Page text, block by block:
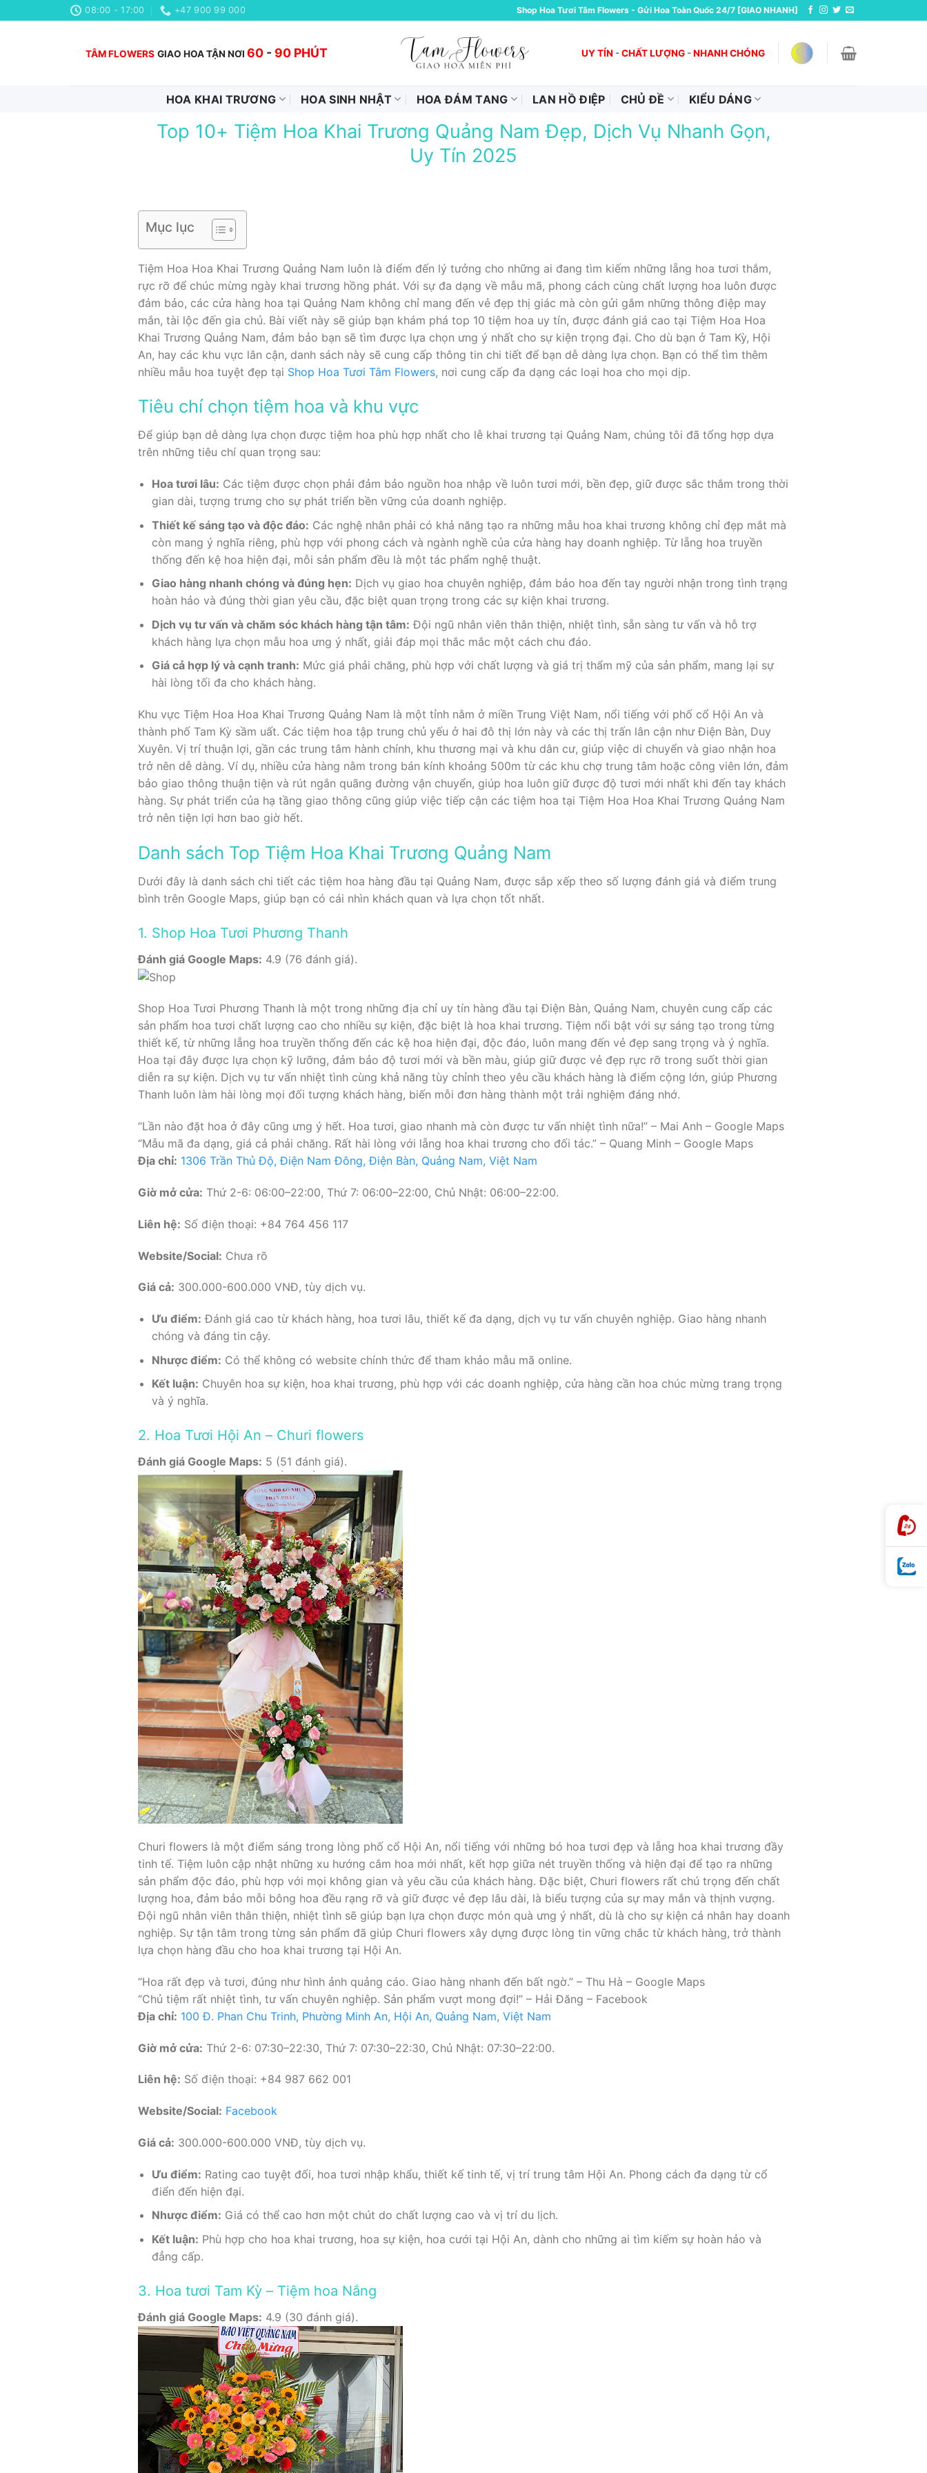
đến
08:00 - 17:00 +47 900 99 000 Shop Hoa Tươi Tâm Flowers - Gửi Hoa Toàn Quốc 24/7 [GIAO NHANH]
TÂM FLOWERS GIAO HOA TẬN NƠI 60 - 90 PHÚT UY TÍN -CHẤT LƯỢNG -NHANH CHÓNG
HOA KHAI TRƯƠNG HOA SINH NHẬT HOA ĐÁM TANG LAN HỒ ĐIỆP CHỦ ĐỀ KIỂU DÁNG
Top 10+ Tiệm Hoa Khai Trương Quảng Nam Đẹp, Dịch Vụ Nhanh Gọn,
Uy Tín 2025
Mục lục
Tiệm Hoa Hoa Khai Trương Quảng Nam luôn là điểm đến lý tưởng cho những ai đang tìm kiếm những lẵng hoa tươi thắm,
rực rỡ để chúc mừng ngày khai trương hồng phát. Với sự đa dạng về mẫu mã, phong cách cùng chất lượng hoa luôn được
đảm bảo, các cửa hàng hoa tại Quảng Nam không chỉ mang đến vẻ đẹp thị giác mà còn gửi gắm những thông điệp may
mắn, tài lộc đến gia chủ. Bài viết này sẽ giúp bạn khám phá top 10 tiệm hoa uy tín, được đánh giá cao tại Tiệm Hoa Hoa
Khai Trương Quảng Nam, đảm bảo bạn sẽ tìm được lựa chọn ưng ý nhất cho sự kiện trọng đại. Cho dù bạn ở Tam Kỳ, Hội
An, hay các khu vực lân cận, danh sách này sẽ cung cấp thông tin chi tiết để bạn dễ dàng lựa chọn. Bạn có thể tìm thêm
nhiều mẫu hoa tuyệt đẹp tại Shop Hoa Tươi Tâm Flowers, nơi cung cấp đa dạng các loại hoa cho mọi dịp.
Tiêu chí chọn tiệm hoa và khu vực
Để giúp bạn dễ dàng lựa chọn được tiệm hoa phù hợp nhất cho lễ khai trương tại Quảng Nam, chúng tôi đã tổng hợp dựa
trên những tiêu chí quan trọng sau:
Hoa tươi lâu: Các tiệm được chọn phải đảm bảo nguồn hoa nhập về luôn tươi mới, bền đẹp, giữ được sắc thắm trong thời
gian dài, tượng trưng cho sự phát triển bền vững của doanh nghiệp.
Thiết kế sáng tạo và độc đáo: Các nghệ nhân phải có khả năng tạo ra những mẫu hoa khai trương không chỉ đẹp mắt mà
còn mang ý nghĩa riêng, phù hợp với phong cách và ngành nghề của cửa hàng hay doanh nghiệp. Từ lẵng hoa truyền
thống đến kệ hoa hiện đại, mỗi sản phẩm đều là một tác phẩm nghệ thuật.
Giao hàng nhanh chóng và đúng hẹn: Dịch vụ giao hoa chuyên nghiệp, đảm bảo hoa đến tay người nhận trong tình trạng
hoàn hảo và đúng thời gian yêu cầu, đặc biệt quan trọng trong các sự kiện khai trương.
Dịch vụ tư vấn và chăm sóc khách hàng tận tâm: Đội ngũ nhân viên thân thiện, nhiệt tình, sẵn sàng tư vấn và hỗ trợ
khách hàng lựa chọn mẫu hoa ưng ý nhất, giải đáp mọi thắc mắc một cách chu đáo.
Giá cả hợp lý và cạnh tranh: Mức giá phải chăng, phù hợp với chất lượng và giá trị thẩm mỹ của sản phẩm, mang lại sự
hài lòng tối đa cho khách hàng.
Khu vực Tiệm Hoa Hoa Khai Trương Quảng Nam là một tỉnh nằm ở miền Trung Việt Nam, nổi tiếng với phố cổ Hội An và
thành phố Tam Kỳ sầm uất. Các tiệm hoa tập trung chủ yếu ở hai đô thị lớn này và các thị trấn lân cận như Điện Bàn, Duy
Xuyên. Vị trí thuận lợi, gần các trung tâm hành chính, khu thương mại và khu dân cư, giúp việc di chuyển và giao nhận hoa
trở nên dễ dàng. Ví dụ, nhiều cửa hàng nằm trong bán kính khoảng 500m từ các khu chợ trung tâm hoặc công viên lớn, đảm
bảo giao thông thuận tiện và rút ngắn quãng đường vận chuyển, giúp hoa luôn giữ được độ tươi mới nhất khi đến tay khách
hàng. Sự phát triển của hạ tầng giao thông cũng giúp việc tiếp cận các tiệm hoa tại Tiệm Hoa Hoa Khai Trương Quảng Nam
trở nên tiện lợi hơn bao giờ hết.
Danh sách Top Tiệm Hoa Khai Trương Quảng Nam
Dưới đây là danh sách chi tiết các tiệm hoa hàng đầu tại Quảng Nam, được sắp xếp theo số lượng đánh giá và điểm trung
bình trên Google Maps, giúp bạn có cái nhìn khách quan và lựa chọn tốt nhất.
1. Shop Hoa Tươi Phương Thanh
Đánh giá Google Maps: 4.9 (76 đánh giá).
Shop Hoa Tươi Phương Thanh là một trong những địa chỉ uy tín hàng đầu tại Điện Bàn, Quảng Nam, chuyên cung cấp các
sản phẩm hoa tươi chất lượng cao cho nhiều sự kiện, đặc biệt là hoa khai trương. Tiệm nổi bật với sự sáng tạo trong từng
thiết kế, từ những lẵng hoa truyền thống đến các kệ hoa hiện đại, độc đáo, luôn mang đến vẻ đẹp sang trọng và ý nghĩa.
Hoa tại đây được lựa chọn kỹ lưỡng, đảm bảo độ tươi mới và bền màu, giúp giữ được vẻ đẹp rực rỡ trong suốt thời gian
diễn ra sự kiện. Dịch vụ tư vấn nhiệt tình cùng khả năng tùy chỉnh theo yêu cầu khách hàng là điểm cộng lớn, giúp Phương
Thanh luôn làm hài lòng mọi đối tượng khách hàng, biến mỗi đơn hàng thành một trải nghiệm đáng nhớ.
“Lần nào đặt hoa ở đây cũng ưng ý hết. Hoa tươi, giao nhanh mà còn được tư vấn nhiệt tình nữa!” – Mai Anh – Google Maps
“Mẫu mã đa dạng, giá cả phải chăng. Rất hài lòng với lẵng hoa khai trương cho đối tác.” – Quang Minh – Google Maps
Địa chỉ: 1306 Trần Thủ Độ, Điện Nam Đông, Điện Bàn, Quảng Nam, Việt Nam
Giờ mở cửa: Thứ 2-6: 06:00–22:00, Thứ 7: 06:00–22:00, Chủ Nhật: 06:00–22:00.
Liên hệ: Số điện thoại: +84 764 456 117
Website/Social: Chưa rõ
Giá cả: 300.000-600.000 VNĐ, tùy dịch vụ.
Ưu điểm: Đánh giá cao từ khách hàng, hoa tươi lâu, thiết kế đa dạng, dịch vụ tư vấn chuyên nghiệp. Giao hàng nhanh
chóng và đáng tin cậy.
Nhược điểm: Có thể không có website chính thức để tham khảo mẫu mã online.
Kết luận: Chuyên hoa sự kiện, hoa khai trương, phù hợp với các doanh nghiệp, cửa hàng cần hoa chúc mừng trang trọng
và ý nghĩa.
2. Hoa Tươi Hội An – Churi flowers
Đánh giá Google Maps: 5 (51 đánh giá).
Churi flowers là một điểm sáng trong lòng phố cổ Hội An, nổi tiếng với những bó hoa tươi đẹp và lẵng hoa khai trương đầy
tinh tế. Tiệm luôn cập nhật những xu hướng cắm hoa mới nhất, kết hợp giữa nét truyền thống và hiện đại để tạo ra những
sản phẩm độc đáo, phù hợp với mọi không gian và yêu cầu của khách hàng. Đặc biệt, Churi flowers rất chú trọng đến chất
lượng hoa, đảm bảo mỗi bông hoa đều rạng rỡ và giữ được vẻ đẹp lâu dài, là biểu tượng của sự may mắn và thịnh vượng.
Đội ngũ nhân viên thân thiện, nhiệt tình sẽ giúp bạn lựa chọn được món quà ưng ý nhất, dù là cho sự kiện cá nhân hay doanh
nghiệp. Sự tận tâm trong từng sản phẩm đã giúp Churi flowers xây dựng được lòng tin vững chắc từ khách hàng, trở thành
lựa chọn hàng đầu cho hoa khai trương tại Hội An.
“Hoa rất đẹp và tươi, đúng như hình ảnh quảng cáo. Giao hàng nhanh đến bất ngờ.” – Thu Hà – Google Maps
“Chủ tiệm rất nhiệt tình, tư vấn chuyên nghiệp. Sản phẩm vượt mong đợi!” – Hải Đăng – Facebook
Địa chỉ: 100 Đ. Phan Chu Trinh, Phường Minh An, Hội An, Quảng Nam, Việt Nam
Giờ mở cửa: Thứ 2-6: 07:30–22:30, Thứ 7: 07:30–22:30, Chủ Nhật: 07:30–22:00.
Liên hệ: Số điện thoại: +84 987 662 001
Website/Social: Facebook
Giá cả: 300.000-600.000 VNĐ, tùy dịch vụ.
Ưu điểm: Rating cao tuyệt đối, hoa tươi nhập khẩu, thiết kế tinh tế, vị trí trung tâm Hội An. Phong cách đa dạng từ cổ
điển đến hiện đại.
Nhược điểm: Giá có thể cao hơn một chút do chất lượng cao và vị trí du lịch.
Kết luận: Phù hợp cho hoa khai trương, hoa sự kiện, hoa cưới tại Hội An, dành cho những ai tìm kiếm sự hoàn hảo và
đẳng cấp.
3. Hoa tươi Tam Kỳ – Tiệm hoa Nắng
Đánh giá Google Maps: 4.9 (30 đánh giá).